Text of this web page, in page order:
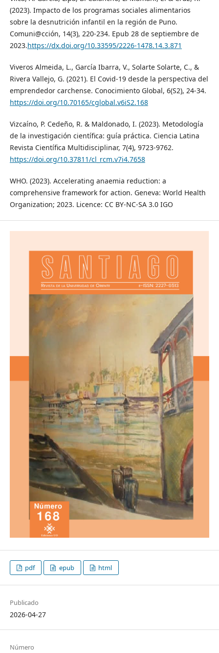
(2023). Impacto de los programas sociales alimentarios
sobre la desnutrición infantil en la región de Puno.
Comuni@cción, 14(3), 220-234. Epub 28 de septiembre de
2023.https://dx.doi.org/10.33595/2226-1478.14.3.871
Viveros Almeida, L., García Ibarra, V., Solarte Solarte, C., &
Rivera Vallejo, G. (2021). El Covid-19 desde la perspectiva del
emprendedor carchense. Conocimiento Global, 6(S2), 24-34.
https://doi.org/10.70165/cglobal.v6iS2.168
Vizcaíno, P. Cedeño, R. & Maldonado, I. (2023). Metodología
de la investigación científica: guía práctica. Ciencia Latina
Revista Científica Multidisciplinar, 7(4), 9723-9762.
https://doi.org/10.37811/cl_rcm.v7i4.7658
WHO. (2023). Accelerating anaemia reduction: a
comprehensive framework for action. Geneva: World Health
Organization; 2023. Licence: CC BY-NC-SA 3.0 IGO
pdf epub html
Publicado
2026-04-27
Número